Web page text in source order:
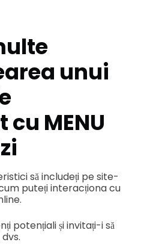
unui
MENU
să includeți pe site-
puteți interacționa cu
potențiali și invitați-i să